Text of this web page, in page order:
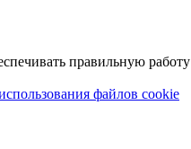
правильную работу
файлов cookie